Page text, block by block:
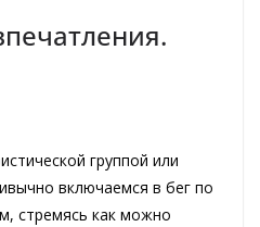
группой или
включаемся в бег по
стремясь как можно